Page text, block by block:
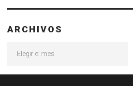
ARCHIVOS